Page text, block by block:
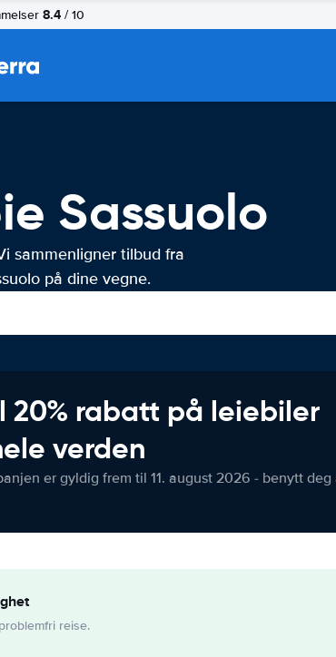
8.4 / 10
Sassuolo
sammenligner tilbud fra
på dine vegne.
20% rabatt på leiebiler
verden
er gyldig frem til 11. august 2026 - benytt deg
reise.